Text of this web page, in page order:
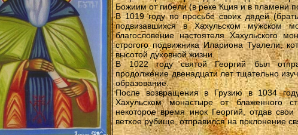
Божиим от гибели (в реке Кция и в пламени
В 1019 году по просьбе своих дядей
подвизавшихся в Хахульском мужском
благословение настоятеля Хахульского
строгого подвижника Илариона Туалели,
высотой духовной жизни.
В 1022 году святой Георгий был
продолжение двенадцати лет тщательно
образование.
После возвращения в Грузию в 1034
Хахульском монастыре от блаженного
некоторое время инок Георгий, отдав
ветхое рубище, отправился на поклонение